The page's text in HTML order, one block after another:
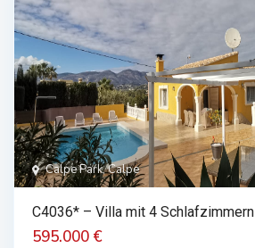
Calpe Park, Calpe
C4036* – Villa mit 4 Schlafzimmern
595.000 €